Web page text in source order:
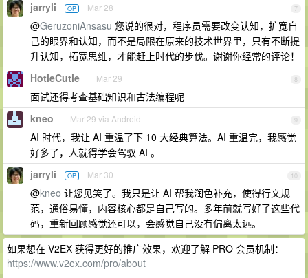
7
jarryli OP Mar 28
@GeruzoniAnsasu 您说的很对，程序员需要改变认知，扩宽自
己的眼界和认知，而不是局限在原来的技术世界里，只有不断提
升认知，拓宽思维，才能赶上时代的步伐。谢谢你经常的评论！
8
HotieCutie Mar 29
面试还得考查基础知识和古法编程呢
9
kneo Mar 29 via Android
AI 时代，我让 AI 重温了下 10 大经典算法。AI 重温完，我感觉
好多了，人就得学会驾驭 AI 。
10
jarryli OP Mar 30
@kneo 让您见笑了。我只是让 AI 帮我润色补充，使得行文规
范，通俗易懂，内容核心都是自己写的。多年前就写好了这些代
码，重新回顾感觉还可以，会感觉自己没有偏离太远。
如果想在 V2EX 获得更好的推广效果，欢迎了解 PRO 会员机制：
https://www.v2ex.com/pro/about